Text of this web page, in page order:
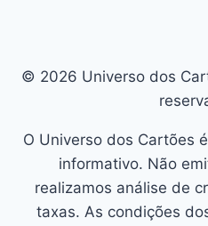
© 2026 Universo dos
O Universo dos Cartões
informativo. Não
realizamos análise de
taxas. As condições